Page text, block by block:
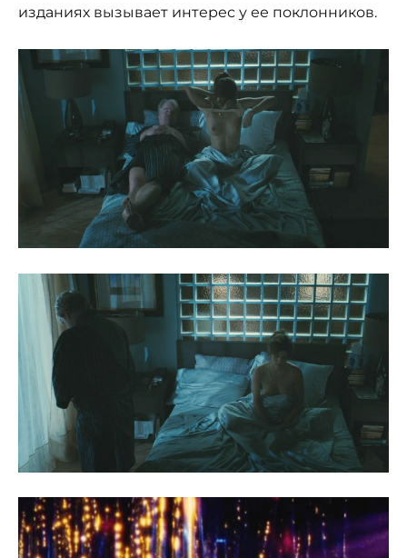
изданиях вызывает интерес у ее поклонников.